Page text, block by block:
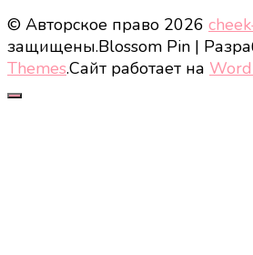
© Авторское право 2026
защищены.Blossom Pin |
Themes.Сайт работает на